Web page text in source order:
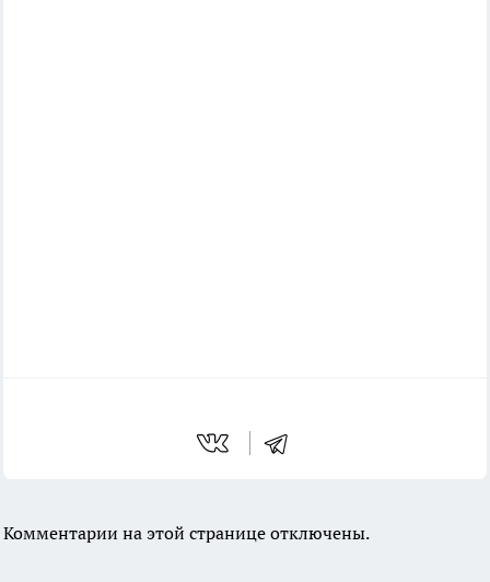
Комментарии на этой странице отключены.